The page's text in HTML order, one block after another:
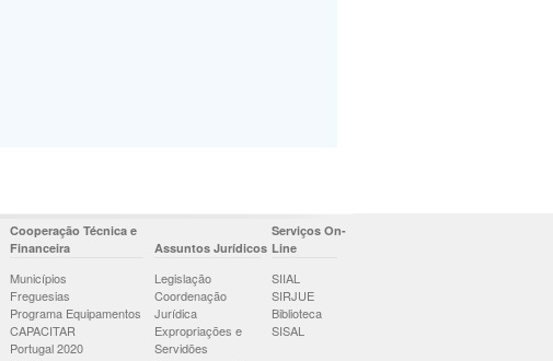
Cooperação Técnica e
Financeira
Municípios
Freguesias
Programa Equipamentos
CAPACITAR
Portugal 2020
Assuntos Jurídicos
Legislação
Coordenação
Jurídica
Expropriações e
Servidões
Serviços On-
Line
SIIAL
SIRJUE
Biblioteca
SISAL